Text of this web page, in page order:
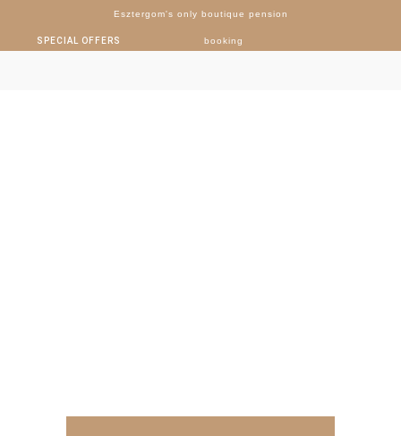
Esztergom's only boutique pension
SPECIAL OFFERS booking